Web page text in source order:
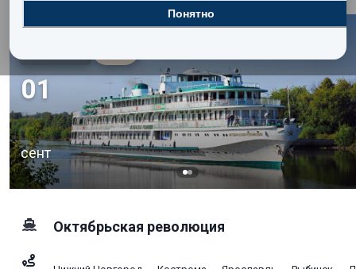
01
сент
Октябрьская революция
Понятно